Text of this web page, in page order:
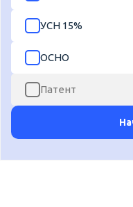
УСН 15%
ОСНО
Патент